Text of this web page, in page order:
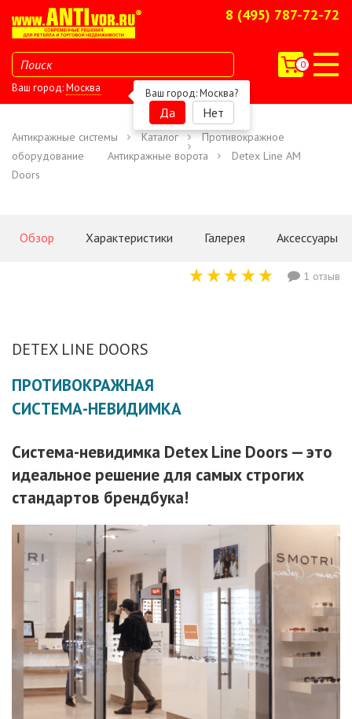
8 (495) 787-72-72
0
Ваш город:Москва Ваш город:Москва?
Да Нет
Антикражные системы Каталог
Противокражное
оборудование
Антикражные ворота
Detex Line AM
Doors
Обзор Характеристики Галерея Аксессуары
1 отзыв
DETEX LINE DOORS
ПРОТИВОКРАЖНАЯ
СИСТЕМА-НЕВИДИМКА
Система-невидимка Detex Line Doors — это
идеальное решение для самых строгих
стандартов брендбука!